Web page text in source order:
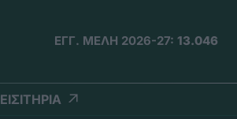
ΕΓΓ. ΜΕΛΗ 2026-27: 13.046
ΕΙΣΙΤΗΡΙΑ